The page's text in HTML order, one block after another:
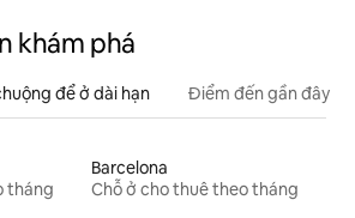
khám phá
để ở dài hạn Điểm đến gần đây
tháng
Barcelona
Chỗ ở cho thuê theo tháng